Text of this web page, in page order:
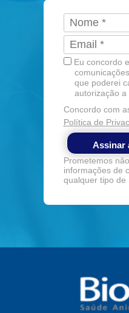
Eu concordo
que poderei
autorização a
Concordo com
Política de
Assinar
Prometemos
informações de
qualquer tipo de